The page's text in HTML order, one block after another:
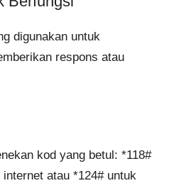
digunakan untuk
respons atau
kod yang betul: *118#
atau *124# untuk